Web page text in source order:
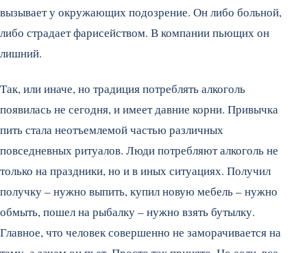
вызывает у окружающих подозрение. Он либо больной,
либо страдает фарисейством. В компании пьющих он
лишний.
Так, или иначе, но традиция потреблять алкоголь
появилась не сегодня, и имеет давние корни. Привычка
пить стала неотъемлемой частью различных
повседневных ритуалов. Люди потребляют алкоголь не
только на праздники, но и в иных ситуациях. Получил
получку – нужно выпить, купил новую мебель – нужно
обмыть, пошел на рыбалку – нужно взять бутылку.
Главное, что человек совершенно не заморачивается на